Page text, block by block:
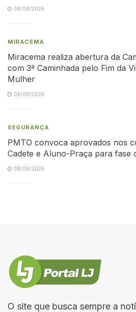
08/08/2026
MIRACEMA
Miracema realiza abertura da
com 3ª Caminhada pelo Fim da
Mulher
08/08/2026
SEGURANÇA
PMTO convoca aprovados nos
Cadete e Aluno-Praça para fase
08/08/2026
O site que busca sempre a